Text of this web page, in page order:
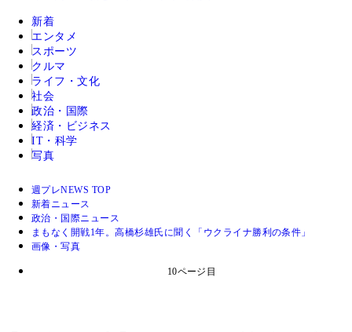
新着
エンタメ
スポーツ
クルマ
ライフ・文化
社会
政治・国際
経済・ビジネス
IT・科学
写真
週プレNEWS TOP
新着ニュース
政治・国際ニュース
まもなく開戦1年。高橋杉雄氏に聞く「ウクライナ勝利の条件」
画像・写真
10ページ目